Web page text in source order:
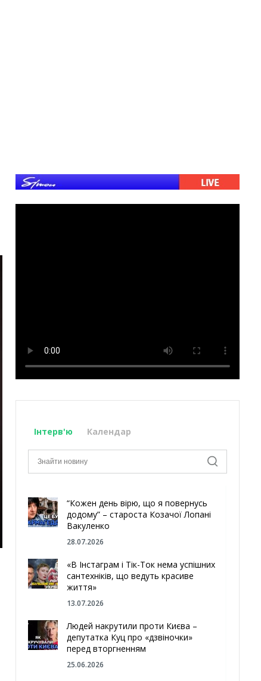
Інтерв'ю Календар
“Кожен день вірю, що я повернусь
додому” – староста Козачої Лопані
Вакуленко
28.07.2026
«В Інстаграм і Тік-Ток нема успішних
сантехніків, що ведуть красиве
життя»
13.07.2026
Людей накрутили проти Києва –
депутатка Куц про «дзвіночки»
перед вторгненням
25.06.2026